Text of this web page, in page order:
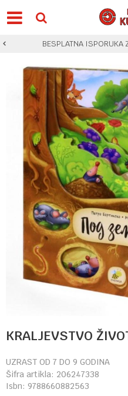
BESPLATNA ISPORUKA
KRALJEVSTVO
UZRAST OD 7 DO 9 GODINA
Šifra artikla: 206247338
Isbn: 9788660882563